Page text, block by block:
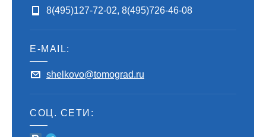
8(495)127-72-02, 8(495)726-46-08
E-MAIL:
shelkovo@tomograd.ru
СОЦ. СЕТИ: